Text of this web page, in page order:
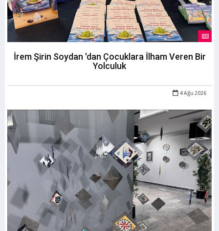
İrem Şirin Soydan 'dan Çocuklara İlham Veren Bir
Yolculuk
4 Ağu 2026